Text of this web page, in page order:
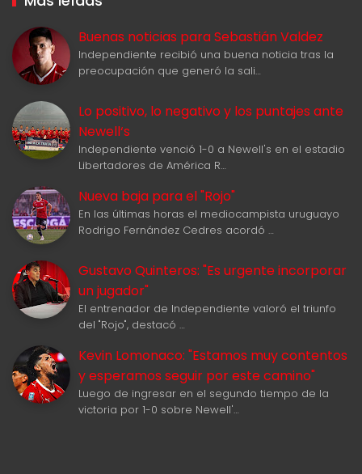
Buenas noticias para Sebastián Valdez
Independiente recibió una buena noticia tras la
preocupación que generó la sali…
Lo positivo, lo negativo y los puntajes ante
Newell‘s
Independiente venció 1-0 a Newell's en el estadio
Libertadores de América R…
Nueva baja para el "Rojo"
En las últimas horas el mediocampista uruguayo
Rodrigo Fernández Cedres acordó …
Gustavo Quinteros: "Es urgente incorporar
un jugador"
El entrenador de Independiente valoró el triunfo
del "Rojo", destacó …
Kevin Lomonaco: "Estamos muy contentos
y esperamos seguir por este camino"
Luego de ingresar en el segundo tiempo de la
victoria por 1-0 sobre Newell'…